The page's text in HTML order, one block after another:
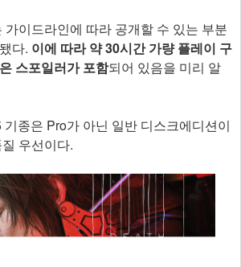
가이드라인에 따라 공개할 수 있는 부분
다. 이에 따라 약 30시간 가량 플레이 구
스포일러가 포함되어 있음을 미리 알
종은 Pro가 아닌 일반 디스크에디션이
우선이다.